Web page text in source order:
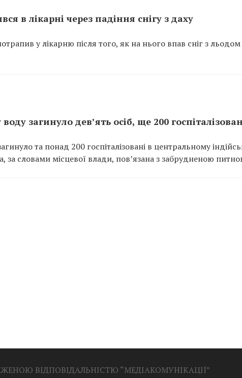
в лікарні через падіння снігу з даху
у лікарню після того, як на нього впав сніг з льодом
загинуло дев’ять осіб, ще 200
та понад 200 госпіталізовані в центральному
за словами місцевої влади, пов’язана з забрудненою
ВІДПОВІДАЛЬНІСТЮ “МЕДІАКОМУНІКАЦІЇ”